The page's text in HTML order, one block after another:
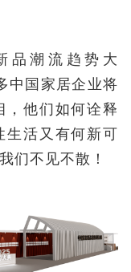
品潮流趋势大
中国家居企业将
，他们如何诠释
生活又有何新可
们不见不散！